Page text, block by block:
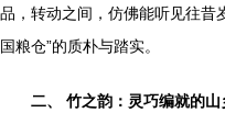
品，转动之间，仿佛能听见往昔
国粮仓”的质朴与踏实。
二、 竹之韵：灵巧编就的山